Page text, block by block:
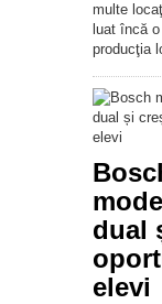
multe
luat încă
producţia
dual
elevi